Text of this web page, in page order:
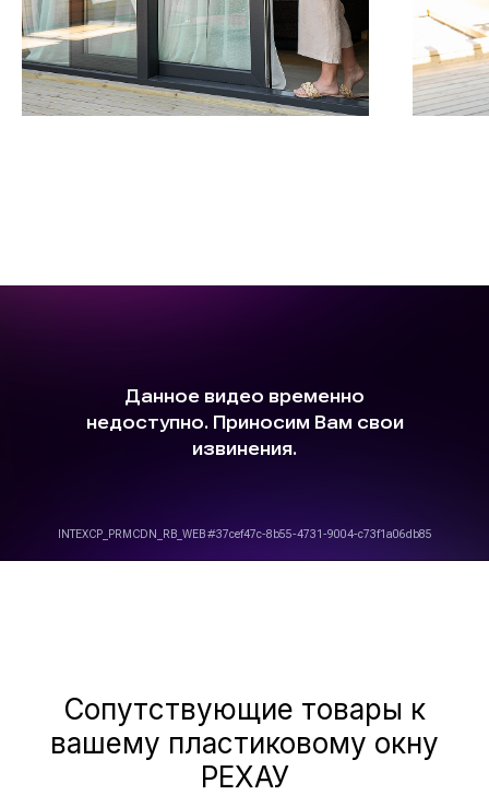
Сопутствующие товары к
вашему пластиковому окну
РЕХАУ